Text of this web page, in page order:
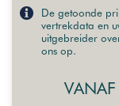
De getoonde
vertrekdata en
uitgebreider
ons op.